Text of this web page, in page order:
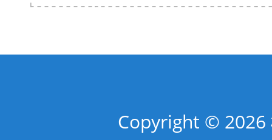
Copyright © 2026